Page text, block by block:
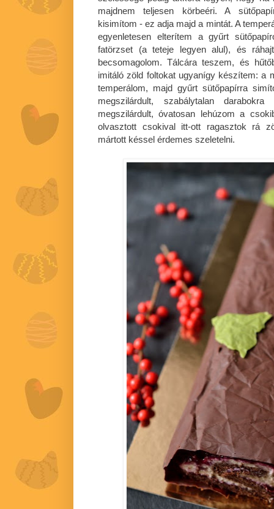
majdnem teljesen körbeéri. A
kisimítom - ez adja majd a mintát. A
egyenletesen elterítem a gyűrt
fatörzset (a teteje legyen alul), és
becsomagolom. Tálcára teszem, és
imitáló zöld foltokat ugyanígy készítem: a
temperálom, majd gyűrt sütőpapírra
megszilárdult, szabálytalan
megszilárdult, óvatosan lehúzom a
olvasztott csokival itt-ott ragasztok rá
mártott késsel érdemes szeletelni.